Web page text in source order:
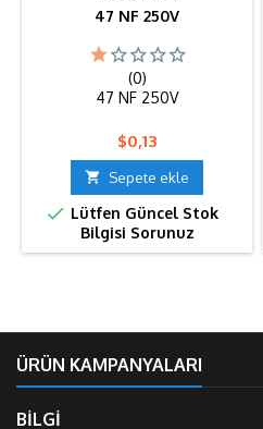
47 NF 250V
(0)
47 NF 250V
Fiyat
$0,13
 Sepete ekle
 Lütfen Güncel Stok
Bilgisi Sorunuz
ÜRÜN KAMPANYALARI
BİLGİ